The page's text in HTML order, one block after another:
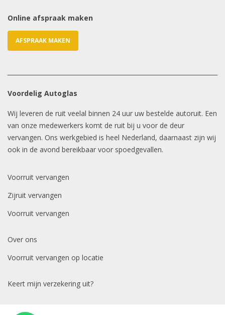
Online afspraak maken
AFSPRAAK MAKEN
Voordelig Autoglas
Wij leveren de ruit veelal binnen 24 uur uw bestelde autoruit. Een
van onze medewerkers komt de ruit bij u voor de deur
vervangen. Ons werkgebied is heel Nederland, daarnaast zijn wij
ook in de avond bereikbaar voor spoedgevallen.
Voorruit vervangen
Zijruit vervangen
Voorruit vervangen
Over ons
Voorruit vervangen op locatie
Keert mijn verzekering uit?